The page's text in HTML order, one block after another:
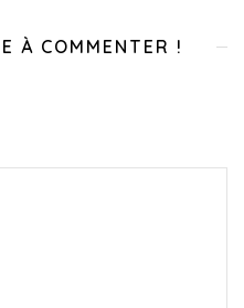
À COMMENTER !